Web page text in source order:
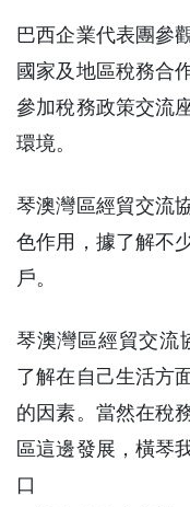
巴西企業代表團參
國家及地區稅務合
參加稅務政策交流
環境。
琴澳灣區經貿交流
色作用，據了解不
戶。
琴澳灣區經貿交流
了解在自己生活方
的因素。當然在稅
區這邊發展，橫琴
口